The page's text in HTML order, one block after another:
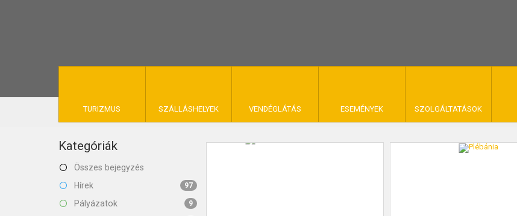
TURIZMUS SZÁLLÁSHELYEK VENDÉGLÁTÁS ESEMÉNYEK SZOLGÁLTATÁSOK
KINCSES BARANYA VÉMÉND
KAPCSOLAT
Kategóriák
Összes bejegyzés
Hírek
97
Pályázatok 9